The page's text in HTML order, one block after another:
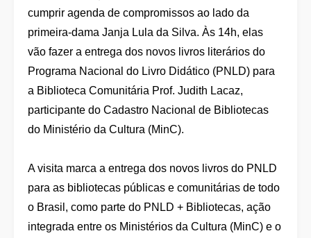
cumprir agenda de compromissos ao lado da
primeira-dama Janja Lula da Silva. Às 14h, elas
vão fazer a entrega dos novos livros literários do
Programa Nacional do Livro Didático (PNLD) para
a Biblioteca Comunitária Prof. Judith Lacaz,
participante do Cadastro Nacional de Bibliotecas
do Ministério da Cultura (MinC).
A visita marca a entrega dos novos livros do PNLD
para as bibliotecas públicas e comunitárias de todo
o Brasil, como parte do PNLD + Bibliotecas, ação
integrada entre os Ministérios da Cultura (MinC) e o